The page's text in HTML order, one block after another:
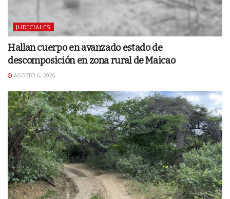
JUDICIALES
Hallan cuerpo en avanzado estado de
descomposición en zona rural de Maicao
AGOSTO 6, 2026